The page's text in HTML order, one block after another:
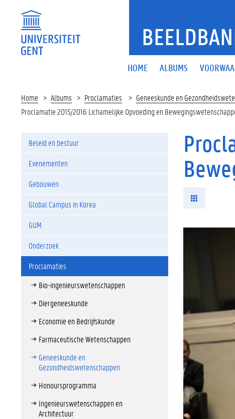
HOME ALBUMS
Home Albums Proclamaties Geneeskunde en
Proclamatie 2015/2016 Lichamelijke Opvoeding en
Beleid en bestuur
Evenementen
Gebouwen
Global Campus in Korea
GUM
Onderzoek
Proclamaties
Bio-ingenieurswetenschappen
Diergeneeskunde
Economie en Bedrijfskunde
Farmaceutische Wetenschappen
Geneeskunde en
Gezondheidswetenschappen
Honoursprogramma
Ingenieurswetenschappen en
Architectuur